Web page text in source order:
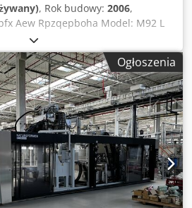
, Rok budowy: 2006,
Aew Rpzqepboha Model: M92 L
Bardzo dobry Numer
pole formowania: 750 x 436 mm
mm Maks. szerokość materiału:
min: 44 Maks. siła zamykania
grzałki górnej: 81,90 kW Maks.
kW Ciśnienie robocze powietrza: 8
Całkowite zapotrzebowanie mocy:
7.925 x 5.320 x 3.900 mm
waga: 10.400 kg Uwagi:
zmianie i/lub zawierać błędy.
dostępności i/lub
Ogłoszenia